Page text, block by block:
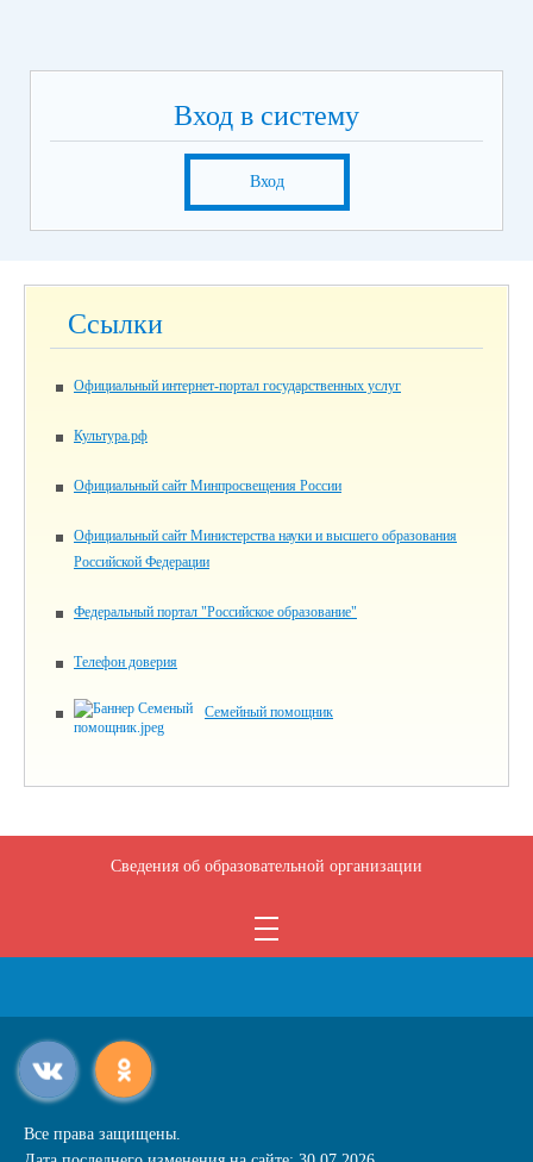
Вход в систему
Вход
Ссылки
Официальный интернет-портал государственных услуг
Культура.рф
Официальный сайт Минпросвещения России
Официальный сайт Министерства науки и высшего образования
Российской Федерации
Федеральный портал "Российское образование"
Телефон доверия
Семейный помощник
Сведения об образовательной организации
Все права защищены.